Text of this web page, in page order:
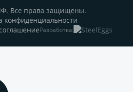
Все права защищены.
конфиденциальности
Разработка: